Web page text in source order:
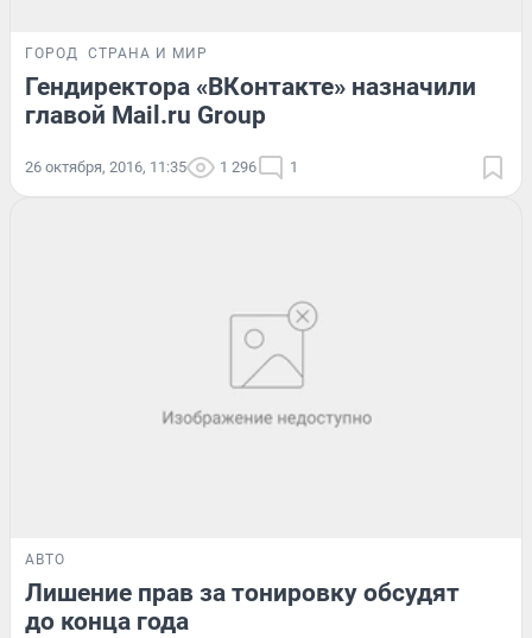
ГОРОД СТРАНА И МИР
Гендиректора «ВКонтакте» назначили
главой Mail.ru Group
26 октября, 2016, 11:35 1 296 1
АВТО
Лишение прав за тонировку обсудят
до конца года